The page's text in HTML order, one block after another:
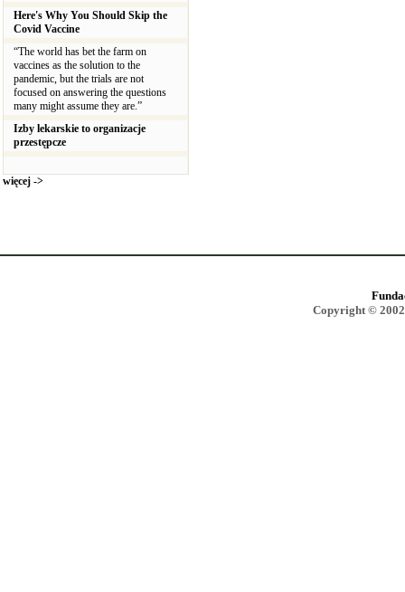
Here's Why You Should Skip the
Covid Vaccine
“The world has bet the farm on
vaccines as the solution to the
pandemic, but the trials are not
focused on answering the questions
many might assume they are.”
Izby lekarskie to organizacje
przestępcze
więcej ->
Copyright ©